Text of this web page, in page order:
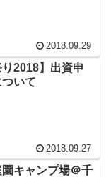
2018.09.29
り2018】出資申
いて
2018.09.27
園キャンプ場＠千